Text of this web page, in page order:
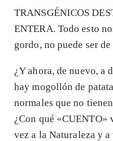
TRANSGÉNICOS
ENTERA. Todo esto
gordo, no puede ser
¿Y ahora, de nuevo, a
hay mogollón de
normales que no
¿Con qué
vez a la Naturaleza y